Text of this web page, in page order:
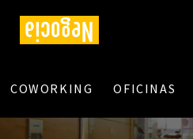
COWORKING OFICINAS